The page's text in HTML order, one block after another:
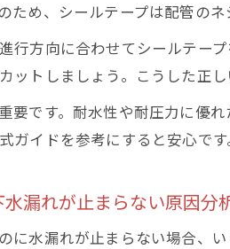
ため、シールテープは配管の
行方向に合わせてシールテー
ットしましょう。こうした正
要です。耐水性や耐圧力に優
ガイドを参考にすると安心です
漏れが止まらない原因分
に水漏れが止まらない場合、